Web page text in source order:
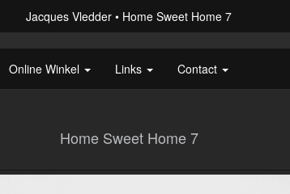
Jacques Vledder Home Sweet Home 7
Online Winkel Links Contact
Home Sweet Home 7